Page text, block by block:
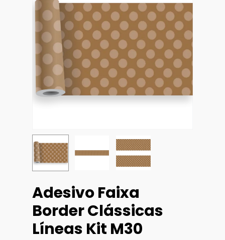
Adesivo Faixa
Border Clássicas
Líneas Kit M30